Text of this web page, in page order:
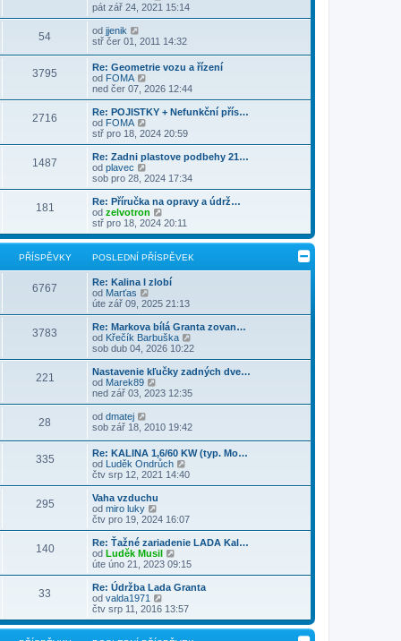
ě
v
k
ř
í
p
e
k
d
n
p
ř
í
s
p
ě
v
e
k
z
p
o
s
l
e
d
n
í
p
ř
í
s
p
ě
v
e
k
o
b
a
i
t
o
s
l
d
n
í
ř
í
s
ě
v
e
k
pát zář 24, 2021 15:14
54 od jjenik
o
a
z
i
t
p
o
s
l
e
d
n
í
p
ř
í
s
p
ě
e
k
stř čer 01, 2011 14:32
3795
Re: Geometrie vozu a řízení
od FOMA
o
b
r
z
t
p
o
s
e
d
n
í
ř
í
s
p
ě
v
e
k
ned čer 07, 2026 12:44
2716
Re: POJISTKY + Nefunkční přís…
od FOMA
o
b
r
z
p
o
s
l
e
d
n
í
p
ř
í
s
p
ě
v
e
k
stř pro 18, 2024 20:59
1487
Re: Zadni plastove podbehy 21…
od plavec
o
b
r
a
z
t
p
o
s
l
e
d
n
í
p
ř
í
s
p
ě
v
k
sob pro 28, 2024 17:34
181
Re: Příručka na opravy a údrž…
od zelvotron
o
b
r
a
t
o
s
l
e
d
n
í
ř
í
p
v
e
k
stř pro 18, 2024 20:11
PŘÍSPĚVKY POSLEDNÍ PŘÍSPĚVEK
6767
Re: Kalina I zlobí
od Marťas
o
b
r
a
z
t
p
o
s
d
n
í
p
ř
í
s
p
ě
v
e
k
úte zář 09, 2025 21:13
3783
Re: Markova bílá Granta zovan…
od Křečík Barbuška
o
b
r
z
p
o
s
l
n
í
s
v
e
k
sob dub 04, 2026 10:22
221
Nastavenie kľučky zadných dve…
od Marek89
o
b
a
i
t
p
o
s
l
d
n
í
p
ř
í
s
p
ě
v
e
ned zář 03, 2023 12:35
28 od dmatej
o
a
z
i
t
p
o
s
l
e
d
n
í
p
ř
í
s
p
sob zář 18, 2010 19:42
335
Re: KALINA 1,6/60 KW (typ. Mo…
od Luděk Ondrůch
o
b
z
p
o
s
e
n
í
čtv srp 12, 2021 14:40
295
Vaha vzduchu
od miro luky
o
b
r
a
z
p
o
s
l
čtv pro 19, 2024 16:07
140
Re: Ťažné zariadenie LADA Kal…
od Luděk Musil
o
b
r
z
t
p
úte úno 21, 2023 09:15
33
Re: Údržba Lada Granta
od valda1971
o
b
r
čtv srp 11, 2016 13:57